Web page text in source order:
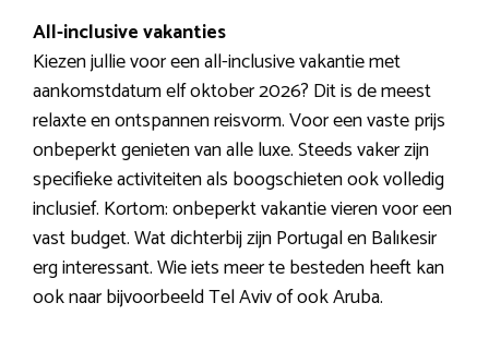
All-inclusive vakanties
Kiezen jullie voor een all-inclusive vakantie met
aankomstdatum elf oktober 2026? Dit is de meest
relaxte en ontspannen reisvorm. Voor een vaste prijs
onbeperkt genieten van alle luxe. Steeds vaker zijn
specifieke activiteiten als boogschieten ook volledig
inclusief. Kortom: onbeperkt vakantie vieren voor een
vast budget. Wat dichterbij zijn Portugal en Balıkesir
erg interessant. Wie iets meer te besteden heeft kan
ook naar bijvoorbeeld Tel Aviv of ook Aruba.